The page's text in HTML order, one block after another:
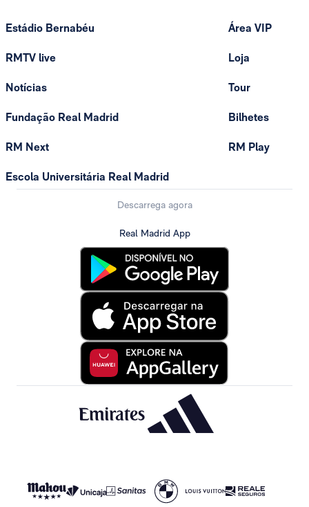
Estádio Bernabéu
RMTV live
Notícias
Fundação Real Madrid
RM Next
Escola Universitária Real Madrid
Área VIP
Loja
Tour
Bilhetes
RM Play
Descarrega agora
Real Madrid App